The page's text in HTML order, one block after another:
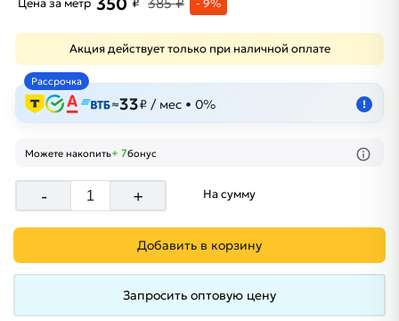
Цена за метр ₽ - 9%
Акция действует только при наличной оплате
Рассрочка
≈33₽ / мес • 0% !
Можете накопить+ 7бонус
- + На сумму
Добавить в корзину
Запросить оптовую цену